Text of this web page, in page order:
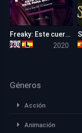
Freaky: Este cuerpo me sienta de muerte
2020
Géneros
Acción
Animación